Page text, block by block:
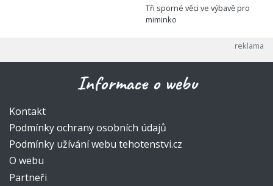
Tři sporné věci ve výbavě pro
miminko
Informace o webu
Kontakt
Podmínky ochrany osobních údajů
Podmínky užívání webu tehotenstvi.cz
O webu
Partneři